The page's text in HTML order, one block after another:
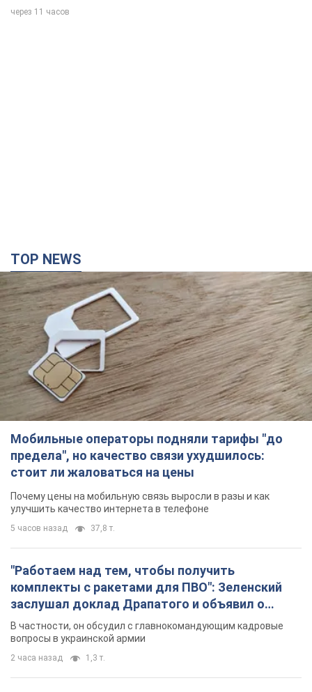
через 11 часов
TOP NEWS
Мобильные операторы подняли тарифы "до
предела", но качество связи ухудшилось:
стоит ли жаловаться на цены
Почему цены на мобильную связь выросли в разы и как
улучшить качество интернета в телефоне
5 часов назад 37,8 т.
"Работаем над тем, чтобы получить
комплекты с ракетами для ПВО": Зеленский
заслушал доклад Драпатого и объявил о
новых мерах
В частности, он обсудил с главнокомандующим кадровые
вопросы в украинской армии
2 часа назад 1,3 т.